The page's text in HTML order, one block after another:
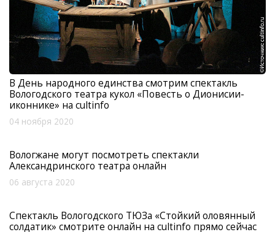
В День народного единства смотрим спектакль
Вологодского театра кукол «Повесть о Дионисии-
иконнике» на cultinfo
04 ноября 2020
Вологжане могут посмотреть спектакли
Александринского театра онлайн
06 августа 2020
Спектакль Вологодского ТЮЗа «Стойкий оловянный
солдатик» смотрите онлайн на cultinfo прямо сейчас